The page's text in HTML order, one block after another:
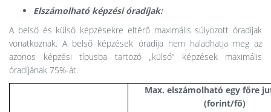
Elszámolható képzési óradíjak:
A belső és külső képzésekre eltérő maximális súlyozott óradíjak
vonatkoznak. A belső képzések óradíja nem haladhatja meg az
azonos képzési típusba tartozó „külső” képzések maximális
óradíjának 75%-át.
Max. elszámolható egy főre
(forint/fő)